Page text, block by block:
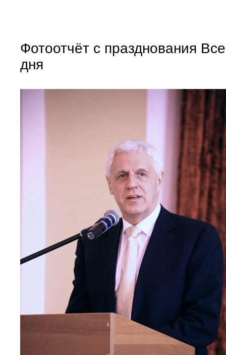
Фотоотчёт с празднования
дня